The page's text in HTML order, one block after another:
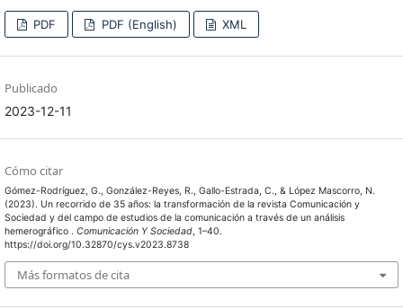
PDF PDF (English) XML
Publicado
2023-12-11
Cómo citar
Gómez-Rodríguez, G., González-Reyes, R., Gallo-Estrada, C., & López Mascorro, N.
(2023). Un recorrido de 35 años: la transformación de la revista Comunicación y
Sociedad y del campo de estudios de la comunicación a través de un análisis
hemerográfico . Comunicación Y Sociedad, 1–40.
https://doi.org/10.32870/cys.v2023.8738
Más formatos de cita